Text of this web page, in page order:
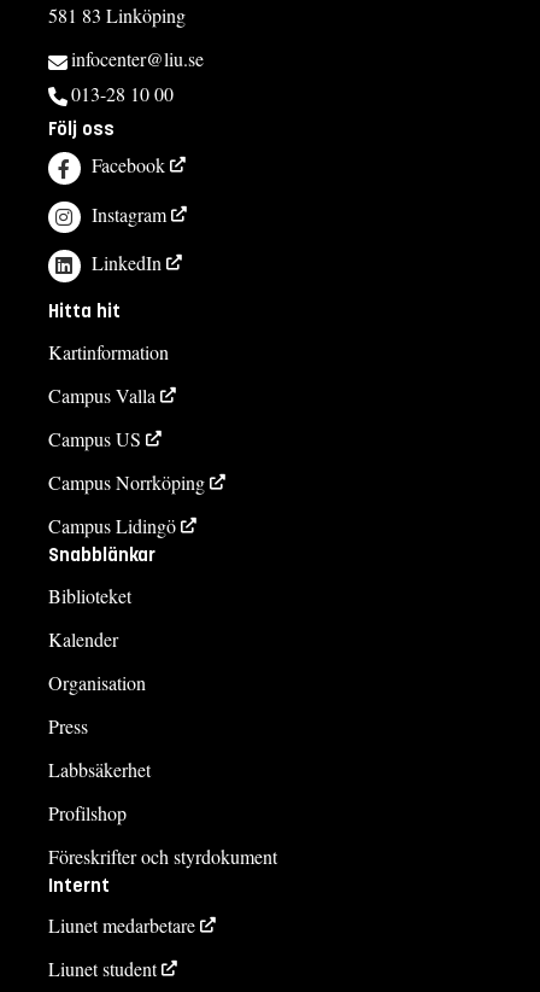
581 83 Linköping
infocenter@liu.se
013-28 10 00
Följ oss
Facebook
Instagram
LinkedIn
Hitta hit
Kartinformation
Campus Valla
Campus US
Campus Norrköping
Campus Lidingö
Snabblänkar
Biblioteket
Kalender
Organisation
Press
Labbsäkerhet
Profilshop
Föreskrifter och styrdokument
Internt
Liunet medarbetare
Liunet student